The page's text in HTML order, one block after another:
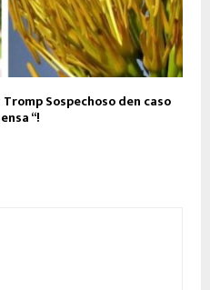
Sospechoso den caso
“!